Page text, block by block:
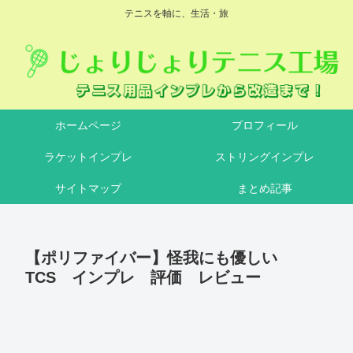
テニスを軸に、生活・旅
ホームページ プロフィール
ラケットインプレ ストリングインプレ
サイトマップ まとめ記事
【ポリファイバー】怪我にも優しい
TCS インプレ 評価 レビュー